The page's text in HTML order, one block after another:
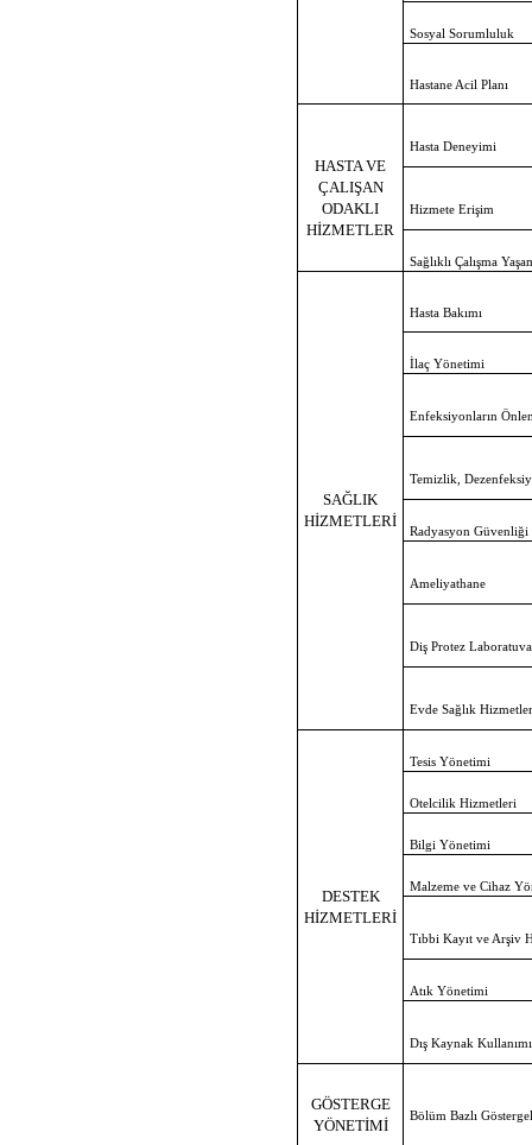
Sosyal Sorumluluk
Hastane Acil Planı
HASTA VE
ÇALIŞAN
ODAKLI
HİZMETLER
Hasta Deneyimi
Hizmete Erişim
Sağlıklı Çalışma
SAĞLIK
HİZMETLERİ
Hasta Bakımı
İlaç Yönetimi
Enfeksiyonların
Temizlik,
Radyasyon Güvenliği
Ameliyathane
Diş Protez
Evde Sağlık
DESTEK
HİZMETLERİ
Tesis Yönetimi
Otelcilik Hizmetleri
Bilgi Yönetimi
Malzeme ve Cihaz
Tıbbi Kayıt ve Arşiv
Atık Yönetimi
Dış Kaynak Kullanımı
GÖSTERGE
YÖNETİMİ
Bölüm Bazlı